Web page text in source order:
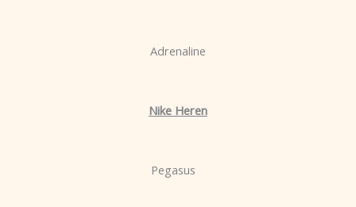
Adrenaline
Nike Heren
Pegasus